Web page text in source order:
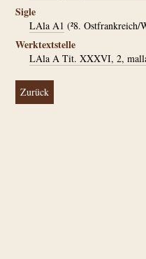
Sigle
LAla A1 (²8. Ostfrankreich/
Werktextstelle
LAla A Tit. XXXVI, 2,
Zurück